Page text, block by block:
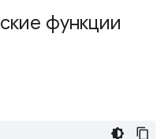
функции